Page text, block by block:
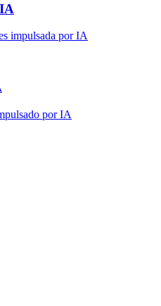
impulsada por IA
por IA